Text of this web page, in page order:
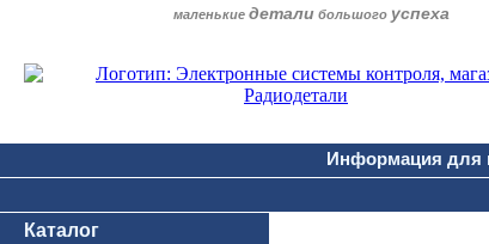
маленькие детали большого успеха
Информация для
Каталог